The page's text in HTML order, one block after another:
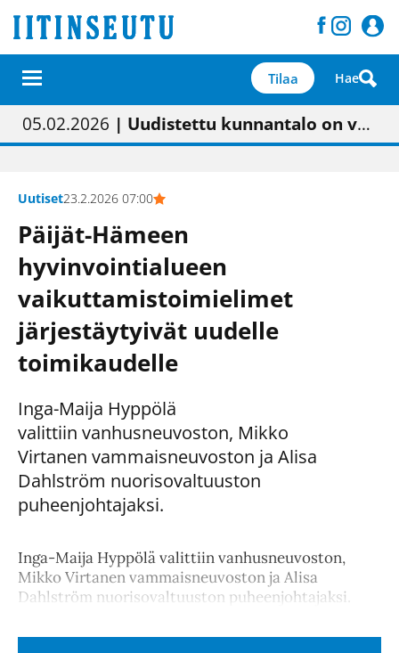
Tilaa Hae
01.02.2026 | Painon vaihtumisen pitäisi näkyä hieman parempana painojäljen laatuna lehdessä
05.02.2026 | Uudistettu kunnantalo on valoisa
23.04.2026 | “Olemme käynnistämässä uudelleen keskustavisiotyön”
09.05.2026| "Maalla on totuttu elämään omavaraisemmin kuin kaupungissa"
Uutiset23.2.2026 07:00
Päijät-Hämeen
hyvinvointialueen
vaikuttamistoimielimet
järjestäytyivät uudelle
toimikaudelle
Inga-Maija Hyppölä
valittiin vanhusneuvoston, Mikko
Virtanen vammaisneuvoston ja Alisa
Dahlström nuorisovaltuuston
puheenjohtajaksi.
Inga-Maija Hyppölä valittiin vanhusneuvoston,
Mikko Virtanen vammaisneuvoston ja Alisa
Dahlström nuorisovaltuuston puheenjohtajaksi.